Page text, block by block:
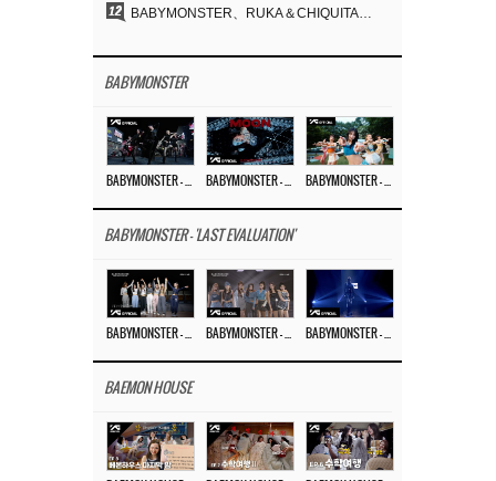
12 BABYMONSTER、RUKA＆CHIQUITAの「MOON」ビジュアルを公開…洗練されたカリスマ性・ユニークなビジュアル
BABYMONSTER
BABYMONSTER - 'LAST EVALUATION'
BAEMON HOUSE